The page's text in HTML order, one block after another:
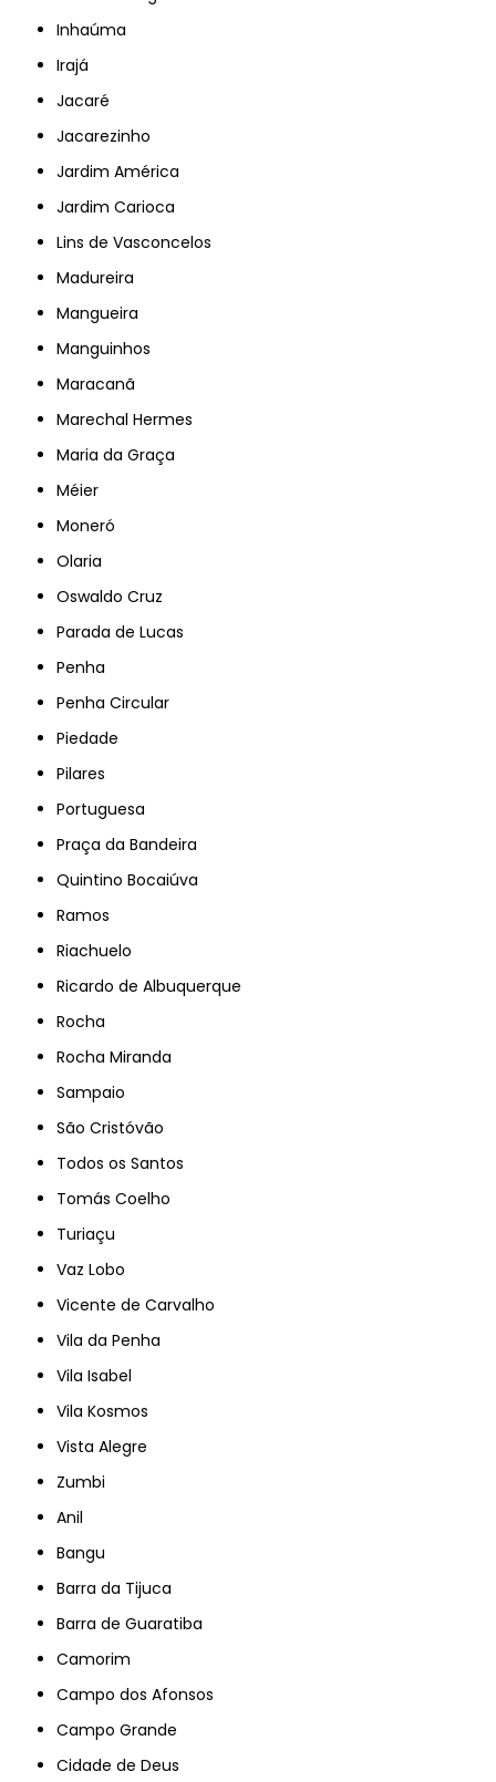
Inhaúma
Irajá
Jacaré
Jacarezinho
Jardim América
Jardim Carioca
Lins de Vasconcelos
Madureira
Mangueira
Manguinhos
Maracanã
Marechal Hermes
Maria da Graça
Méier
Moneró
Olaria
Oswaldo Cruz
Parada de Lucas
Penha
Penha Circular
Piedade
Pilares
Portuguesa
Praça da Bandeira
Quintino Bocaiúva
Ramos
Riachuelo
Ricardo de Albuquerque
Rocha
Rocha Miranda
Sampaio
São Cristóvão
Todos os Santos
Tomás Coelho
Turiaçu
Vaz Lobo
Vicente de Carvalho
Vila da Penha
Vila Isabel
Vila Kosmos
Vista Alegre
Zumbi
Anil
Bangu
Barra da Tijuca
Barra de Guaratiba
Camorim
Campo dos Afonsos
Campo Grande
Cidade de Deus